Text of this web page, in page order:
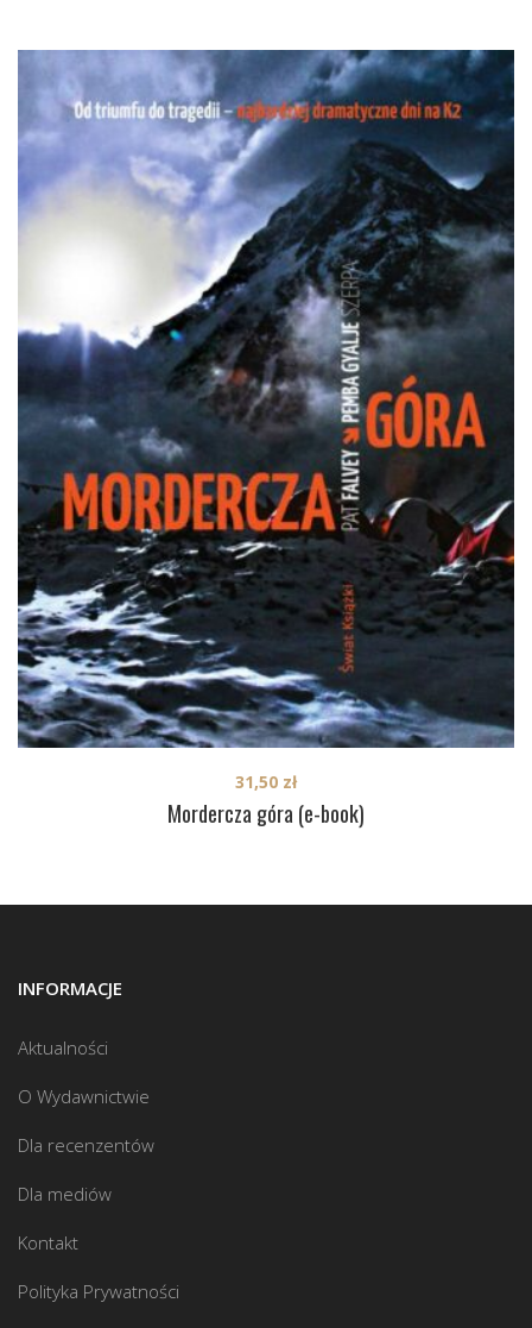
Mordercza góra (e-book)
31,50 zł
INFORMACJE
Aktualności
O Wydawnictwie
Dla recenzentów
Dla mediów
Kontakt
Polityka Prywatności